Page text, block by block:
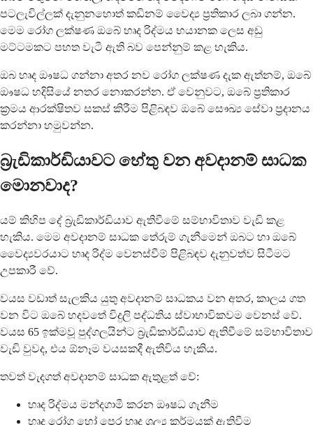
පටලැවිල්ලක් දැනුනහොත් කඩිනම් වෛද්‍ය ප්‍රතිකාර ලබා ගන්න.
මෙම රෝග ලක්ෂණ ඔබේ හෘද රිද්මය භයානක ලෙස අඩු
මට්ටමකට පහත වැටී ඇති බව පෙන්නුම් කළ හැකිය.
ඔබ හෘද ඖෂධ ගන්නා අතර නව රෝග ලක්ෂණ දැක ඇත්නම්, ඔබේ
ඖෂධ හදිසියේ නතර නොකරන්න. ඒ වෙනුවට, ඔබේ ප්‍රතිකාර
ක්‍රමය ආරක්ෂිතව සකස් කිරීම පිළිබඳව ඔබේ සෞඛ්‍ය සේවා ප්‍රදානය
කරන්නා හමුවන්න.
බ්‍රැඩිකාර්ඩියාවට හේතු වන අවදානම් සාධක
මොනවාද?
යම් කිහිප දේ බ්‍රැඩිකාර්ඩියාව ඇතිවීමේ සම්භාවිතාව වැඩි කළ
හැකිය. මෙම අවදානම් සාධක තේරුම් ගැනීමෙන් ඔබට හා ඔබේ
වෛද්‍යවරයාට හෘද රිද්ම වෙනස්වීම් පිළිබඳව දැනුවත්ව සිටීමට
උපකාරී වේ.
වයස වඩාත් සැලකිය යුතු අවදානම් සාධකය වන අතර, කාලය ගත
වන විට ඔබේ හදවතේ විදුලි පද්ධතිය ස්වාභාවිකවම වෙනස් වේ.
වයස 65 ඉක්මවූ පුද්ගලයින්ට බ්‍රැඩිකාර්ඩියාව ඇතිවීමේ සම්භාවිතාව
වැඩි වුවද, එය ඕනෑම වයසකදී ඇතිවිය හැකිය.
තවත් වැදගත් අවදානම් සාධක ඇතුළත් වේ:
හෘද රිද්මය මන්දගාමී කරන ඖෂධ ගැනීම
හෘද රෝග හෝ පෙර හෘද ශල්‍ය කර්මයක් ඇතිවීම